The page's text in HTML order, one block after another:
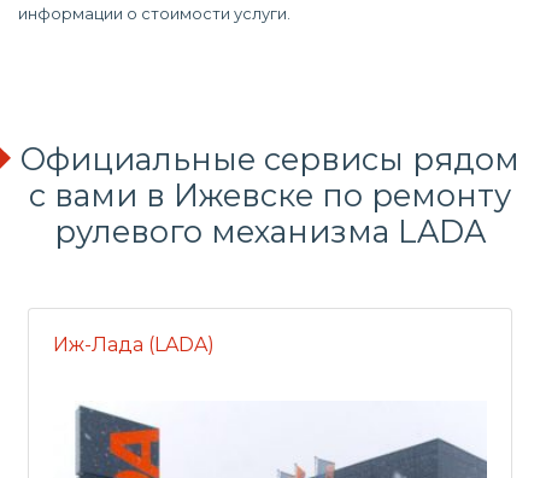
информации о стоимости услуги.
Официальные сервисы рядом
с вами в Ижевске по ремонту
рулевого механизма LADA
Иж-Лада (LADA)